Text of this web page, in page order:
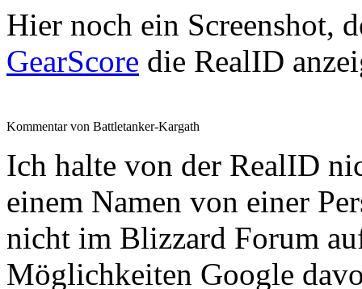
Hier noch ein Screenshot,
GearScore die RealID
Kommentar von Battletanker-Kargath
Ich halte von der RealID
einem Namen von einer
nicht im Blizzard Forum
Möglichkeiten Google